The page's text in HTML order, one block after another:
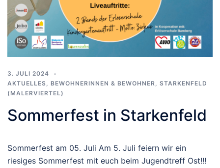
3. JULI 2024
AKTUELLES, BEWOHNERINNEN & BEWOHNER, STARKENFELD
(MALERVIERTEL)
Sommerfest in Starkenfeld
Sommerfest am 05. Juli Am 5. Juli feiern wir ein
riesiges Sommerfest mit euch beim Jugendtreff Ost!!!